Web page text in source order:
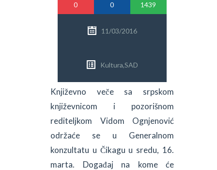
0 0 1439
11/03/2016
Kultura,SAD
Književno veče sa srpskom
književnicom i pozorišnom
rediteljkom Vidom Ognjenović
održaće se u Generalnom
konzultatu u Čikagu u sredu, 16.
marta. Događaj na kome će